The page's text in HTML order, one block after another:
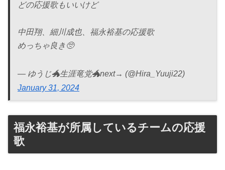
どの応援歌もいいけど
中田翔、細川成也、福永裕基の応援歌
めっちゃ良き🥺
— ゆうじ🐲生涯竜党🐲next→ (@Hira_Yuuji22)
January 31, 2024
福永裕基が所属しているチームの応援
歌